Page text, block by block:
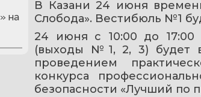
на
В Казани 24 июня
Слобода». Вестибюль №1
24 июня с 10:00 до 17:00
(выходы №1, 2, 3) будет
проведением
конкурса
безопасности «Лучший по